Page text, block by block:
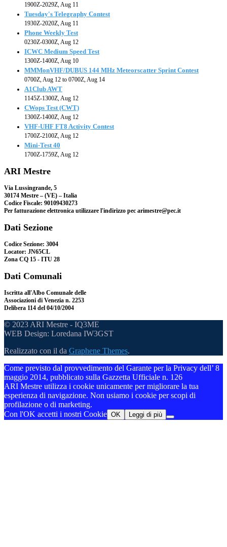
1900Z-2029Z, Aug 11
Tuesday's Telegraphy Contest
1930Z-2020Z, Aug 11
Phone Weekly Test
0230Z-0300Z, Aug 12
ICWC Medium Speed Test
1300Z-1400Z, Aug 10
MMMonVHF/DUBUS 144 MHz Meteorscatter Sprint Contest
0700Z, Aug 12 to 0700Z, Aug 14
A1Club AWT
1145Z-1300Z, Aug 12
CWops Test (CWT)
1300Z-1400Z, Aug 12
VHF-UHF FT8 Activity Contest
1700Z-2100Z, Aug 12
Mini-Test 40
1700Z-1759Z, Aug 12
ARI Mestre
Via Lussingrande, 5
30174 Mestre – (VE) – Italia
Codice Fiscale: 90109430273
Per fatturazione elettronica utilizzare l'indirizzo pec arimestre@pec.it
Dati Sezione
Codice Sezione: 3004
Locator: JN65CL
Zona CQ 15 - ITU 28
Dati Comunali
Iscritta all'Albo Comunale delle
Associazioni di Venezia n. 2253
Delibera 114 del 04/10/2004
© 2023 ARI Mestre - IQ3ME
WEB Design: Loredana IW3GST
Realizzato con il da Graphene Themes.
Come previsto dal provvedimento del Garante per la Privacy dell’ 8
maggio 2014, pubblicato sulla Gazzetta Ufficiale n. 126
ARI Mestre utilizza i cookie unicamente per migliorare la tua
esperienza di navigazione. Non usiamo i cookie per scopi di
profilazione o di marketing.
Con l'OK accetti i nostri Cookie OK Leggi di più